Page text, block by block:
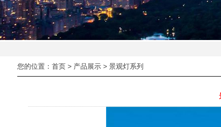
您的位置： 首页 > 产品展示 > 景观灯系列